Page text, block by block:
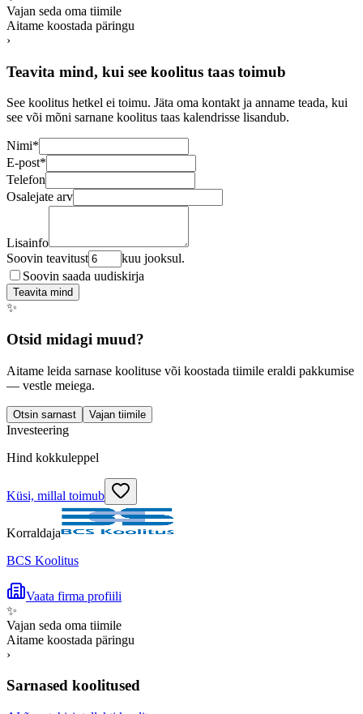
Vajan seda oma tiimile
Aitame koostada päringu
›
Teavita mind, kui see koolitus taas toimub
See koolitus hetkel ei toimu. Jäta oma kontakt ja anname teada, kui
see või mõni sarnane koolitus taas kalendrisse lisandub.
Nimi*
E-post*
Telefon
Osalejate arv
Lisainfo
Soovin teavitust
kuu jooksul.
Soovin saada uudiskirja
Teavita mind
✨
Otsid midagi muud?
Aitame leida sarnase koolituse või koostada tiimile eraldi pakkumise
— vestle meiega.
Otsin sarnast Vajan tiimile
Investeering
Hind kokkuleppel
Küsi, millal toimub
Korraldaja
BCS Koolitus
Vaata firma profiili
✨
Vajan seda oma tiimile
Aitame koostada päringu
›
Sarnased koolitused